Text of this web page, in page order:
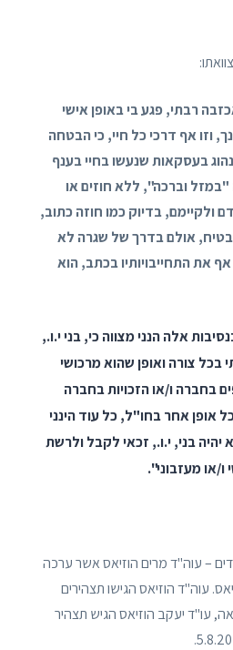
רבתי, פגע בי באופן אישי
וזו אף דרכי כל חיי, כי הבטחה
בעסקאות שנעשו בחיי בענף
וברכה", ללא חוזים או
ולקיימם, בדיוק כמו חוזה כתוב,
אולם בדרך של שגרה לא
את התחייבויותיו בכתב, הוא
אלה הנני מצווה כי, בני י.ו.,
בכל צורה ואופן שהוא מרכושי
בחברה ו/או הזכויות בחברה
אופן אחר בחו"ל, כל עוד הינני
יהיה בני, י.ו., זכאי לקבל ולרשת
או מעזבוני".
– עוה"ד מרים הוזיאס אשר ערכה
עוה"ד הוזיאס הגישו תצהירים
עו"ד יעקב הוזיאס הגיש תצהיר